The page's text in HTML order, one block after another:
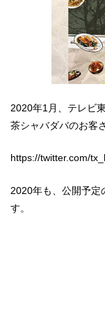
2020年1月、テレビ
茶シャバダバのお客
https://twitter.com/
2020年も、公開予定
す。